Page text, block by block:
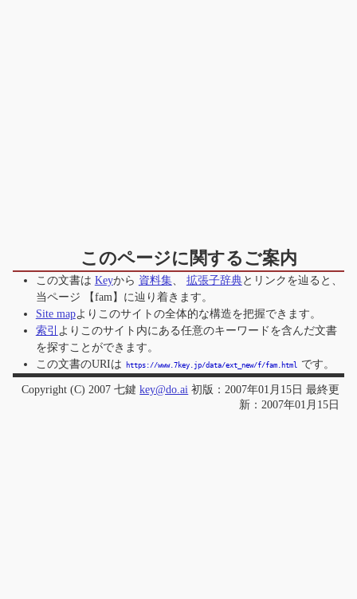
このページに関するご案内
この文書は Keyから 資料集、 拡張子辞典とリンクを辿ると、
当ページ
【fam】 に辿り着きます。
Site mapよりこのサイトの全体的な構造を把握できます。
索引 よりこのサイト内にある任意のキーワードを含んだ文書
を探すことができます。
この文書のURIは
https://www.7key.jp/data/ext_new/f/fam.html です。
Copyright (C) 2007 七鍵key@do.ai 初版：2007年01月15日 最終更
新：2007年01月15日